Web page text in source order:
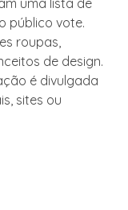
uma lista de
público vote.
roupas,
de design.
é divulgada
sites ou